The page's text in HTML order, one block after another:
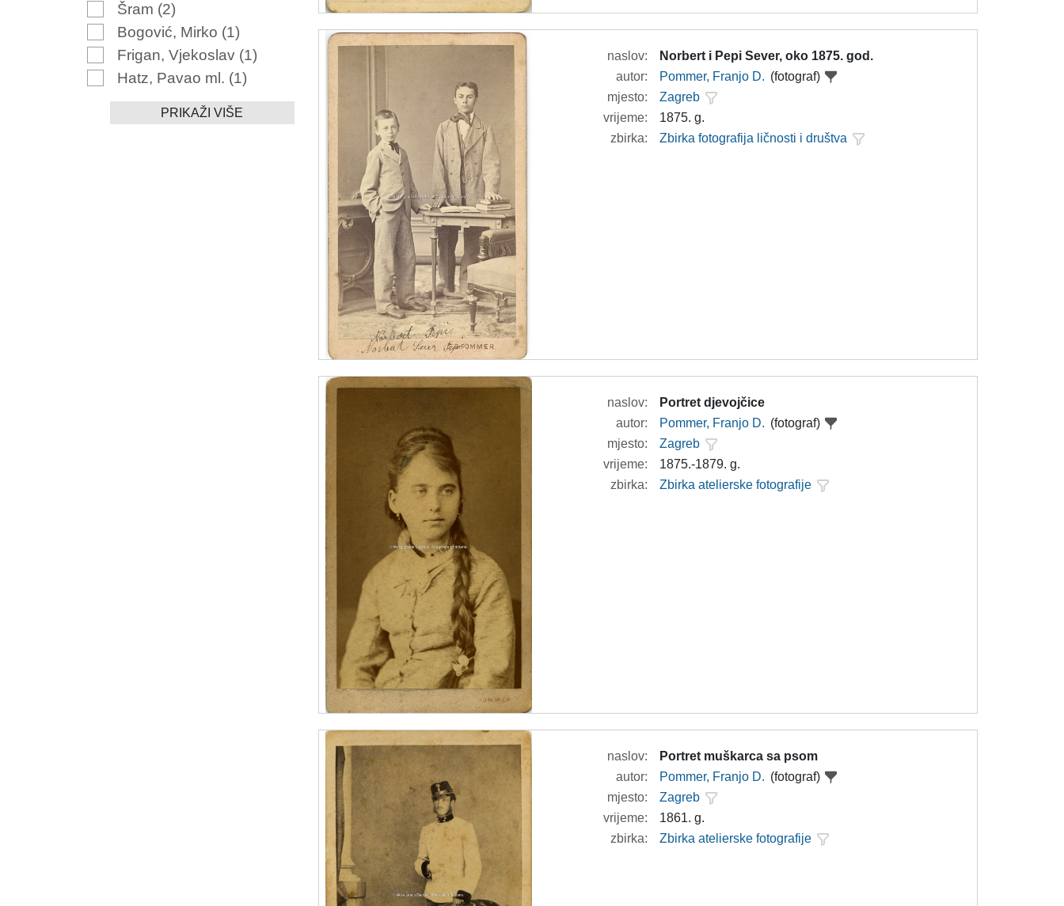
Šram (2)
Bogović, Mirko (1)
Frigan, Vjekoslav (1)
Hatz, Pavao ml. (1)
PRIKAŽI VIŠE
naslov:
Norbert i Pepi Sever, oko 1875. god.
autor:
Pommer, Franjo D. (fotograf)
mjesto:
Zagreb
vrijeme:
1875. g.
zbirka:
Zbirka fotografija ličnosti i društva
naslov:
Portret djevojčice
autor:
Pommer, Franjo D. (fotograf)
mjesto:
Zagreb
vrijeme:
1875.-1879. g.
zbirka:
Zbirka atelierske fotografije
naslov:
Portret muškarca sa psom
autor:
Pommer, Franjo D. (fotograf)
mjesto:
Zagreb
vrijeme:
1861. g.
zbirka:
Zbirka atelierske fotografije